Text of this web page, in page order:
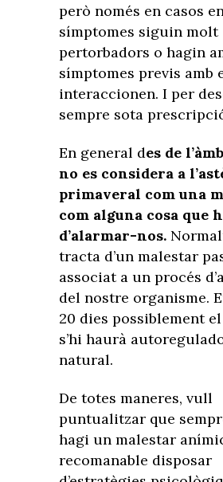
però només en casos
símptomes siguin molt
pertorbadors o hagin
símptomes previs amb
interaccionen. I per
sempre sota
En general des de
no es considera a
primaveral com una
com alguna cosa que
d’alarmar-nos.
tracta d’un malestar
associat a un procés
del nostre organisme.
20 dies possiblement
s’hi haurà
natural.
De totes maneres, vull
puntualitzar que
hagi un malestar
recomanable disposar